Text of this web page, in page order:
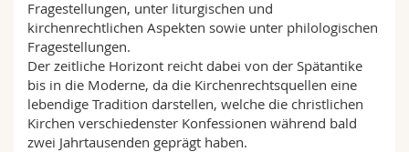
Fragestellungen, unter liturgischen und
kirchenrechtlichen Aspekten sowie unter philologischen
Fragestellungen.
Der zeitliche Horizont reicht dabei von der Spätantike
bis in die Moderne, da die Kirchenrechtsquellen eine
lebendige Tradition darstellen, welche die christlichen
Kirchen verschiedenster Konfessionen während bald
zwei Jahrtausenden geprägt haben.